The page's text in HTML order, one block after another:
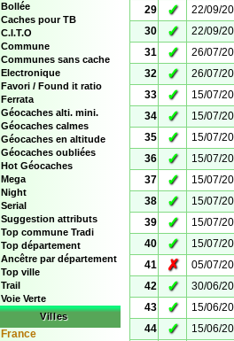
Bollée
Caches pour TB
C.I.T.O
Commune
Communes sans cache
Electronique
Favori / Found it ratio
Ferrata
Géocaches alti. mini.
Géocaches calmes
Géocaches en altitude
Géocaches oubliées
Hot Géocaches
Mega
Night
Serial
Suggestion attributs
Top commune Tradi
Top département
Ancêtre par département
Top ville
Trail
Voie Verte
Villes
France
29
✓ 22/09/
30
✓ 22/09/
31
✓ 26/07/
32
✓ 26/07/
33
✓ 15/07/
34
✓ 15/07/
35
✓ 15/07/
36
✓ 15/07/
37
✓ 15/07/
38
✓ 15/07/
39
✓ 15/07/
40
✓ 15/07/
41
✗ 05/07/
42
✓ 30/06/
43
✓ 15/06/
44
✓ 15/06/